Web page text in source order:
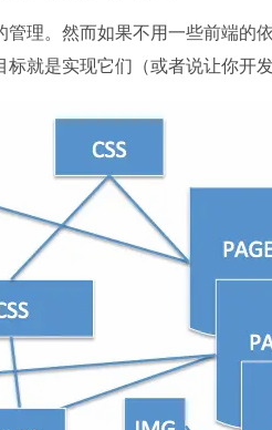
理。然而如果不用一些前端的
就是实现它们（或者说让你开